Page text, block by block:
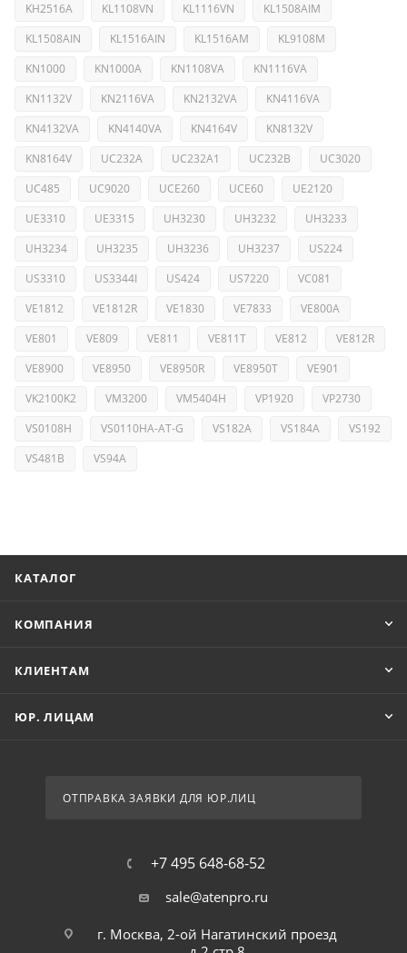
KH2516A
KL1108VN KL1116VN
KL1508AIM
KL1508AIN
KL1516AIN KL1516AM
KL9108M
KN1000
KN1000A KN1108VA
KN1116VA
KN1132V
KN2116VA KN2132VA
KN4116VA
KN4132VA
KN4140VA KN4164V
KN8132V
KN8164V
UC232A UC232A1 UC232B
UC3020
UC485
UC9020 UCE260 UCE60
UE2120
UE3310
UE3315 UH3230 UH3232
UH3233
UH3234
UH3235 UH3236 UH3237
US224
US3310
US3344I US424 US7220
VC081
VE1812
VE1812R VE1830 VE7833
VE800A
VE801
VE809 VE811 VE811T VE812
VE812R
VE8900
VE8950 VE8950R VE8950T
VE901
VK2100K2
VM3200 VM5404H VP1920
VP2730
VS0108H
VS0110HA-AT-G VS182A VS184A
VS192
VS481B
VS94A
КАТАЛОГ
КОМПАНИЯ
КЛИЕНТАМ
ЮР. ЛИЦАМ
ОТПРАВКА ЗАЯВКИ ДЛЯ ЮР.ЛИЦ
+7 495 648-68-52
sale@atenpro.ru
г. Москва, 2-ой Нагатинский проезд